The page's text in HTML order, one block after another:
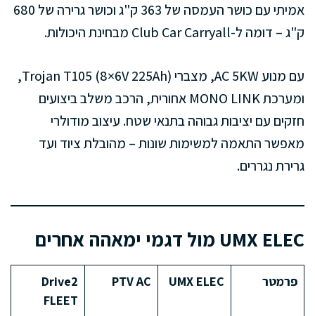
אמיתי עם כושר העמסה של 363 ק"ג וכושר גרירה של 680
ק"ג – דומה ל-Club Car Carryall מבחינת היכולות.
עם מנוע AC 5KW, מצברי Trojan T105 (8×6V 225Ah),
ומערכת MONO LINK אחורית, הרכב משלב ביצועים
חזקים עם יציבות גבוהה בתנאי שטח. עיצוב מודולרי
מאפשר התאמה למשימות שונות – מהובלת ציוד ועד
גרירת נגררים.
UMX ELEC מול דגמי ימאהה אחרים
פרמטר UMX ELEC
PTV AC
Drive2
FLEET